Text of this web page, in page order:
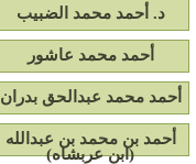
د. أحمد محمد الضبيب
أحمد محمد عاشور
أحمد محمد عبدالحق بدران
أحمد بن محمد بن عبدالله
(ابن عربشاه)